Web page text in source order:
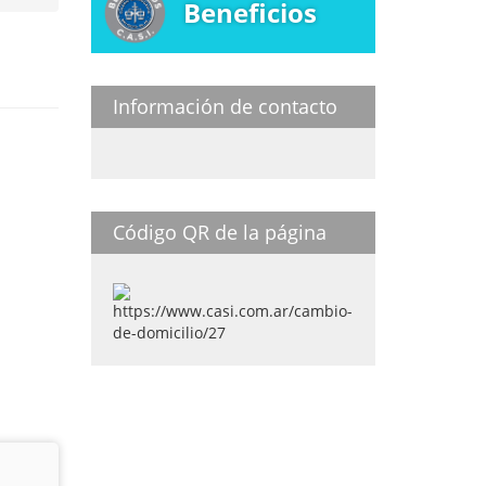
Beneficios
Información de contacto
Código QR de la página